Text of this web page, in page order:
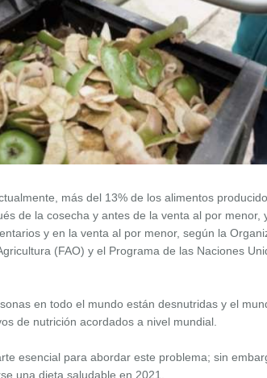
más del 13% de los alimentos
de la cosecha y antes de la venta al por menor,
y en la venta al por menor, según la
(FAO) y el Programa de las Naciones
en todo el mundo están desnutridas y el
de nutrición acordados a nivel mundial.
esencial para abordar este problema; sin
una dieta saludable en 2021.